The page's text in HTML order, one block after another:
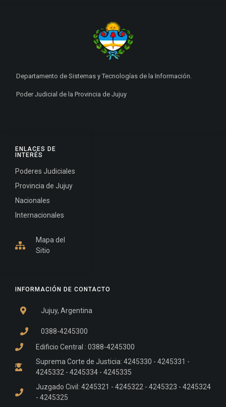
INFORMACIÓN DE CONTACTO
Jujuy, Argentina
0388-4245300
Edificio Central : 0388-4245300
Suprema Corte de Justicia: 4245330 - 4245331 -
4245332 - 4245334 - 4245335
Juzgado Civil: 4245321 - 4245322 - 4245323 - 4245324
- 4245325
ENLACES DE
INTERÉS
Poderes Judiciales
Provincia de Jujuy
Nacionales
Internacionales
Mapa del
Sitio
Departamento de Sistemas y Tecnologías de la Información.
Poder Judicial de la Provincia de Jujuy